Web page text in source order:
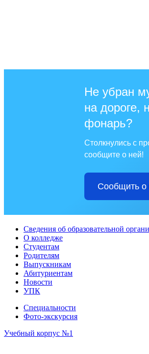
Не убран
на дороге,
фонарь?
Столкнулись с
сообщите о ней!
Сообщить о
Сведения об образовательной
О колледже
Студентам
Родителям
Выпускникам
Абитуриентам
Новости
УПК
Специальности
Фото-экскурсия
Учебный корпус №1